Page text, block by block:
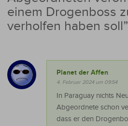
einem Drogenboss
verholfen haben soll”
Planet der Affen
4. Februar 2024 um 09:54
In Paraguay nichts
Abgeordnete schon
dass er den